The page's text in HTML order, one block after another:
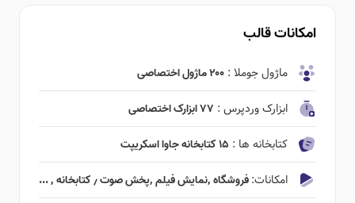
امکانات قالب
ماژول جوملا : ۲۰۰ ماژول اختصاصی
ابزارک وردپرس : ۷۷ ابزارک اختصاصی
کتابخانه ها : ۱۵ کتابخانه جاوا اسکریپت
امکانات:فروشگاه ٬‌نمایش فیلم ٬‌پخش صوت ٫ کتابخانه ٬ ...